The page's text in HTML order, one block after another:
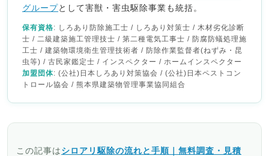
グループとして害獣・害虫駆除事業も統括。
保有資格: しろあり防除施工士 / しろあり対策士 / 木材劣化診断
士 / 二級建築施工管理技士 / 第二種電気工事士 / 防腐防蟻処理施
工士 / 建築物環境衛生管理技術者 / 防除作業監督者(ねずみ・昆
虫等) / 古民家鑑定士 / インスペクター / ホームインスペクター
加盟団体: (公社)日本しろあり対策協会 / (公社)日本ペストコン
トロール協会 / 熊本県建築物管理事業協同組合
この記事はシロアリ駆除の流れと手順｜無料調査・見積